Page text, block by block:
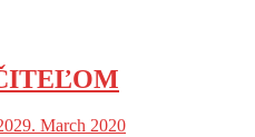
29. March 2020